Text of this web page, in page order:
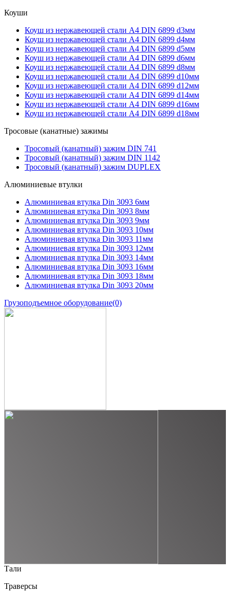
Коуши
Коуш из нержавеющей стали А4 DIN 6899 d3мм
Коуш из нержавеющей стали А4 DIN 6899 d4мм
Коуш из нержавеющей стали А4 DIN 6899 d5мм
Коуш из нержавеющей стали А4 DIN 6899 d6мм
Коуш из нержавеющей стали А4 DIN 6899 d8мм
Коуш из нержавеющей стали А4 DIN 6899 d10мм
Коуш из нержавеющей стали А4 DIN 6899 d12мм
Коуш из нержавеющей стали А4 DIN 6899 d14мм
Коуш из нержавеющей стали А4 DIN 6899 d16мм
Коуш из нержавеющей стали А4 DIN 6899 d18мм
Тросовые (канатные) зажимы
Тросовый (канатный) зажим DIN 741
Тросовый (канатный) зажим DIN 1142
Тросовый (канатный) зажим DUPLEX
Алюминиевые втулки
Алюминиевая втулка Din 3093 6мм
Алюминиевая втулка Din 3093 8мм
Алюминиевая втулка Din 3093 9мм
Алюминиевая втулка Din 3093 10мм
Алюминиевая втулка Din 3093 11мм
Алюминиевая втулка Din 3093 12мм
Алюминиевая втулка Din 3093 14мм
Алюминиевая втулка Din 3093 16мм
Алюминиевая втулка Din 3093 18мм
Алюминиевая втулка Din 3093 20мм
Грузоподъемное оборудование(0)
Тали
Траверсы